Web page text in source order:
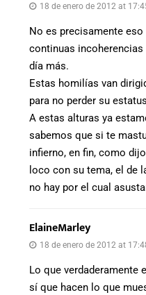
18 de enero de 2012 at
No es precisamente
continuas
día más.
Estas homilías van
para no perder su
A estas alturas ya
sabemos que si te
infierno, en fin, como
loco con su tema, el de
no hay por el cual
ElaineMarley
18 de enero de 2012 at
Lo que verdaderamente
sí que hacen lo que